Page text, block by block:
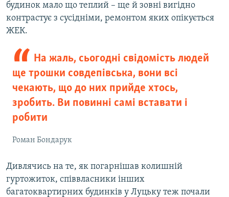
будинок мало що теплий – ще й зовні вигідно
контрастує з сусідніми, ремонтом яких опікується
ЖЕК.
На жаль, сьогодні свідомість людей
ще трошки совдепівська, вони всі
чекають, що до них прийде хтось,
зробить. Ви повинні самі вставати і
робити
Роман Бондарук
Дивлячись на те, як погарнішав колишній
гуртожиток, співвласники інших
багатоквартирних будинків у Луцьку теж почали